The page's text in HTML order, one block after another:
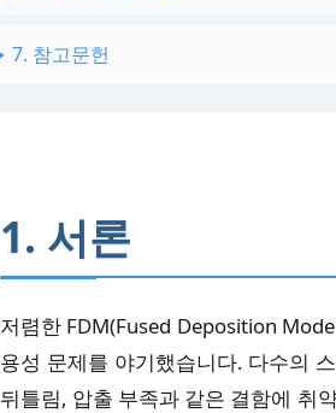
7. 참고문헌
1. 서론
저렴한 FDM(Fused Deposition
용성 문제를 야기했습니다. 다수의
뒤틀림, 압출 부족과 같은 결함에 취